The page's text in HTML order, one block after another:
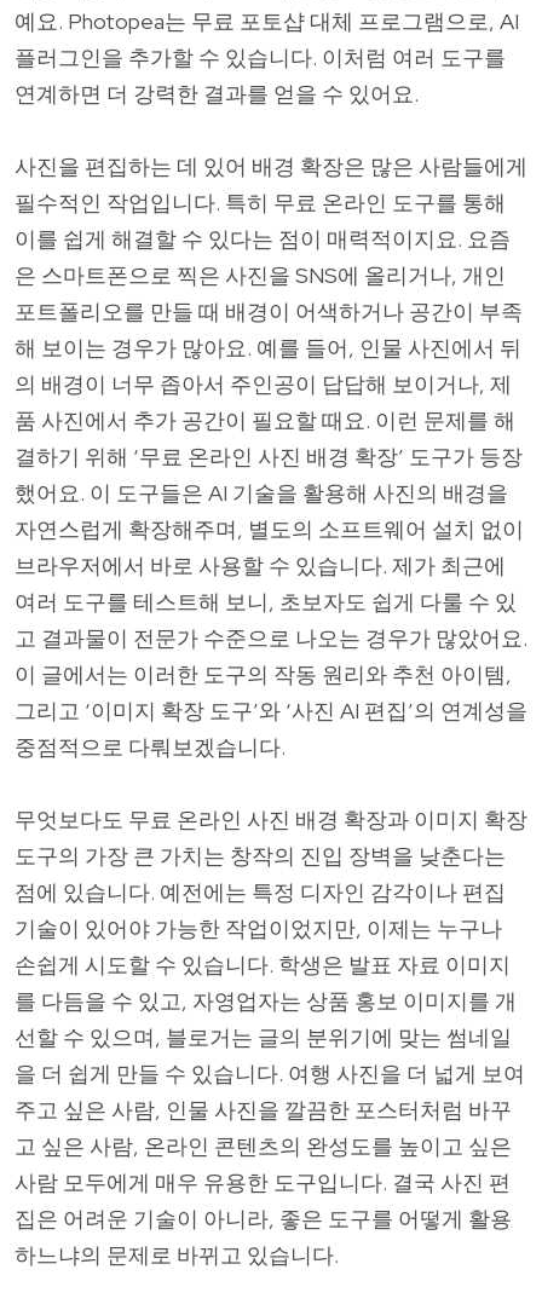
예요. Photopea는 무료 포토샵 대체 프로그램으로, AI
플러그인을 추가할 수 있습니다. 이처럼 여러 도구를
연계하면 더 강력한 결과를 얻을 수 있어요.
사진을 편집하는 데 있어 배경 확장은 많은 사람들에게
필수적인 작업입니다. 특히 무료 온라인 도구를 통해
이를 쉽게 해결할 수 있다는 점이 매력적이지요. 요즘
은 스마트폰으로 찍은 사진을 SNS에 올리거나, 개인
포트폴리오를 만들 때 배경이 어색하거나 공간이 부족
해 보이는 경우가 많아요. 예를 들어, 인물 사진에서 뒤
의 배경이 너무 좁아서 주인공이 답답해 보이거나, 제
품 사진에서 추가 공간이 필요할 때요. 이런 문제를 해
결하기 위해 ‘무료 온라인 사진 배경 확장’ 도구가 등장
했어요. 이 도구들은 AI 기술을 활용해 사진의 배경을
자연스럽게 확장해주며, 별도의 소프트웨어 설치 없이
브라우저에서 바로 사용할 수 있습니다. 제가 최근에
여러 도구를 테스트해 보니, 초보자도 쉽게 다룰 수 있
고 결과물이 전문가 수준으로 나오는 경우가 많았어요.
이 글에서는 이러한 도구의 작동 원리와 추천 아이템,
그리고 ‘이미지 확장 도구’와 ‘사진 AI 편집’의 연계성을
중점적으로 다뤄보겠습니다.
무엇보다도 무료 온라인 사진 배경 확장과 이미지 확장
도구의 가장 큰 가치는 창작의 진입 장벽을 낮춘다는
점에 있습니다. 예전에는 특정 디자인 감각이나 편집
기술이 있어야 가능한 작업이었지만, 이제는 누구나
손쉽게 시도할 수 있습니다. 학생은 발표 자료 이미지
를 다듬을 수 있고, 자영업자는 상품 홍보 이미지를 개
선할 수 있으며, 블로거는 글의 분위기에 맞는 썸네일
을 더 쉽게 만들 수 있습니다. 여행 사진을 더 넓게 보여
주고 싶은 사람, 인물 사진을 깔끔한 포스터처럼 바꾸
고 싶은 사람, 온라인 콘텐츠의 완성도를 높이고 싶은
사람 모두에게 매우 유용한 도구입니다. 결국 사진 편
집은 어려운 기술이 아니라, 좋은 도구를 어떻게 활용
하느냐의 문제로 바뀌고 있습니다.